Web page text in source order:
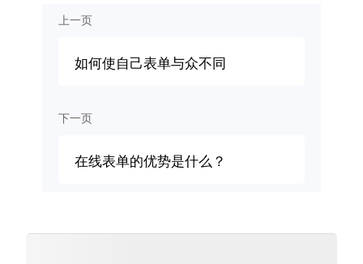
上一页
如何使自己表单与众不同
下一页
在线表单的优势是什么？